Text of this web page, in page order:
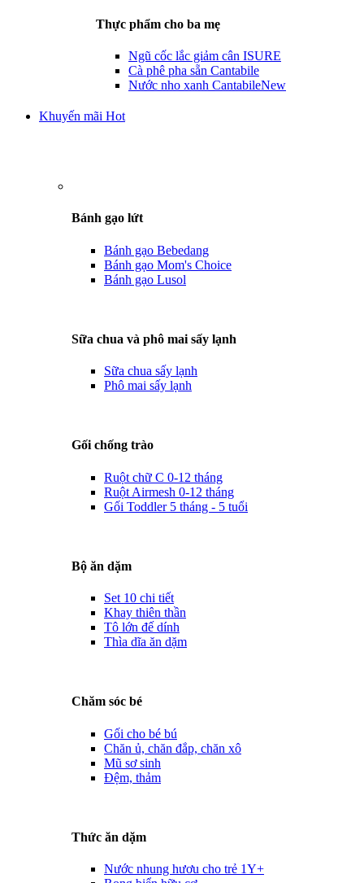
Thực phẩm cho ba mẹ
Ngũ cốc lắc giảm cân ISURE
Cà phê pha sẵn Cantabile
Nước nho xanh CantabileNew
Khuyến mãi Hot
Bánh gạo lứt
Bánh gạo Bebedang
Bánh gạo Mom's Choice
Bánh gạo Lusol
Sữa chua và phô mai sấy lạnh
Sữa chua sấy lạnh
Phô mai sấy lạnh
Gối chống trào
Ruột chữ C 0-12 tháng
Ruột Airmesh 0-12 tháng
Gối Toddler 5 tháng - 5 tuổi
Bộ ăn dặm
Set 10 chi tiết
Khay thiên thần
Tô lớn đế dính
Thìa dĩa ăn dặm
Chăm sóc bé
Gối cho bé bú
Chăn ủ, chăn đắp, chăn xô
Mũ sơ sinh
Đệm, thảm
Thức ăn dặm
Nước nhung hươu cho trẻ 1Y+